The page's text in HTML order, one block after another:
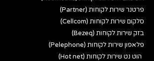
פרטנר שירות לקוחות (Partner)
סלקום שירות לקוחות (Cellcom)
בזק שירות לקוחות (Bezeq)
פלאפון שירות לקוחות (Pelephone)
הוט נט שירות לקוחות (Hot net)